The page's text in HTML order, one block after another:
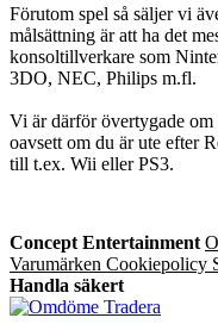
Förutom spel så säljer vi
målsättning är att ha det
konsoltillverkare som
3DO, NEC, Philips m.fl.
Vi är därför övertygade om
oavsett om du är ute efter
till t.ex. Wii eller PS3.
Concept Entertainment
Varumärken Cookiepolicy
Handla säkert